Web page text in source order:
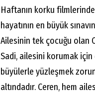
Haftanın korku
hayatının en büyük
Ailesinin tek çocuğu olan
Sadi, ailesini korumak için
büyülerle yüzleşmek
altındadır. Ceren, hem